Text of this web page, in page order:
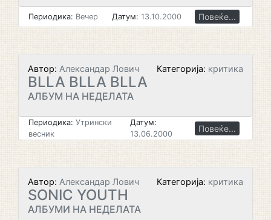
Периодика: Вечер Датум: 13.10.2000 Повеќе...
Автор: Александар Лович Категорија: критика
BLLA BLLA BLLA
АЛБУМ НА НЕДЕЛАТА
Периодика: Утрински
весник
Датум:
13.06.2000
Повеќе...
Автор: Александар Лович Категорија: критика
SONIC YOUTH
АЛБУМИ НА НЕДЕЛАТА